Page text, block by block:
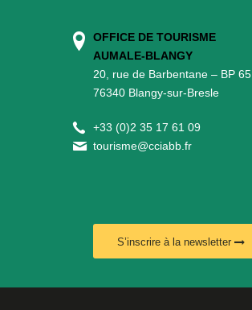
OFFICE DE TOURISME
AUMALE-BLANGY
20, rue de Barbentane – BP 65
76340 Blangy-sur-Bresle
+33 (0)2 35 17 61 09
tourisme@cciabb.fr
S’inscrire à la newsletter